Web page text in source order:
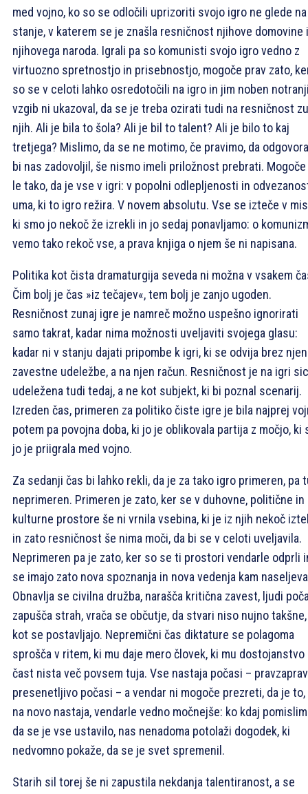
med vojno, ko so se odločili uprizoriti svojo igro ne glede na
stanje, v katerem se je znašla resničnost njihove domovine
njihovega naroda. Igrali pa so komunisti svojo igro vedno z
virtuozno spretnostjo in prisebnostjo, mogoče prav zato,
so se v celoti lahko osredotočili na igro in jim noben
vzgib ni ukazoval, da se je treba ozirati tudi na resničnost
njih. Ali je bila to šola? Ali je bil to talent? Ali je bilo to kaj
tretjega? Mislimo, da se ne motimo, če pravimo, da
bi nas zadovoljil, še nismo imeli priložnost prebrati.
le tako, da je vse v igri: v popolni odlepljenosti in
uma, ki to igro režira. V novem absolutu. Vse se izteče v
ki smo jo nekoč že izrekli in jo sedaj ponavljamo: o
vemo tako rekoč vse, a prava knjiga o njem še ni napisana.
Politika kot čista dramaturgija seveda ni možna v vsakem
Čim bolj je čas »iz tečajev«, tem bolj je zanjo ugoden.
Resničnost zunaj igre je namreč možno uspešno ignorirati
samo takrat, kadar nima možnosti uveljaviti svojega glasu:
kadar ni v stanju dajati pripombe k igri, ki se odvija brez
zavestne udeležbe, a na njen račun. Resničnost je na igri
udeležena tudi tedaj, a ne kot subjekt, ki bi poznal scenarij.
Izreden čas, primeren za politiko čiste igre je bila najprej
potem pa povojna doba, ki jo je oblikovala partija z močjo, ki
jo je priigrala med vojno.
Za sedanji čas bi lahko rekli, da je za tako igro primeren, pa
neprimeren. Primeren je zato, ker se v duhovne, politične in
kulturne prostore še ni vrnila vsebina, ki je iz njih nekoč
in zato resničnost še nima moči, da bi se v celoti uveljavila.
Neprimeren pa je zato, ker so se ti prostori vendarle odprli
se imajo zato nova spoznanja in nova vedenja kam
Obnavlja se civilna družba, narašča kritična zavest, ljudi
zapušča strah, vrača se občutje, da stvari niso nujno takšne,
kot se postavljajo. Nepremični čas diktature se polagoma
sprošča v ritem, ki mu daje mero človek, ki mu dostojanstvo
čast nista več povsem tuja. Vse nastaja počasi – pravzaprav
presenetljivo počasi – a vendar ni mogoče prezreti, da je to,
na novo nastaja, vendarle vedno močnejše: ko kdaj
da se je vse ustavilo, nas nenadoma potolaži dogodek, ki
nedvomno pokaže, da se je svet spremenil.
Starih sil torej še ni zapustila nekdanja talentiranost, a se